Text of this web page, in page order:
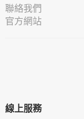
聯絡我們
官方網站
線上服務